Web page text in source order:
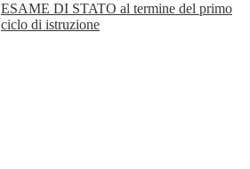
ESAME DI STATO al termine del primo
ciclo di istruzione